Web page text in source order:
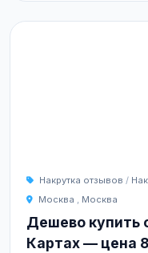
Накрутка отзывов /
Москва , Москва
Дешево купить
Картах — цена